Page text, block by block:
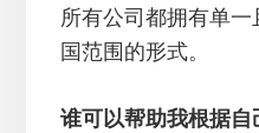
所有公司都拥有单
国范围的形式。
谁可以帮助我根据